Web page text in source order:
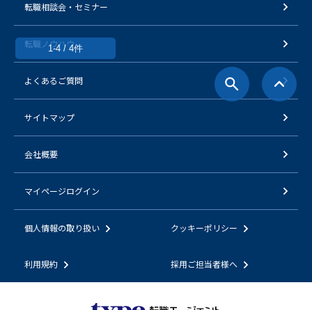
1-4 / 4件
転職相談会・セミナー
転職ノウハウ
よくあるご質問
サイトマップ
会社概要
マイページログイン
個人情報の取り扱い クッキーポリシー
利用規約 採用ご担当者様へ